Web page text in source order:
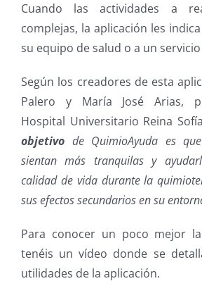
Cuando las actividades a
complejas, la aplicación les
su equipo de salud o a un
Según los creadores de esta
Palero y María José Arias,
Hospital Universitario Reina
objetivo de QuimioAyuda es
sientan más tranquilas y
calidad de vida durante la
sus efectos secundarios en su
Para conocer un poco mejor
tenéis un vídeo donde se
utilidades de la aplicación.